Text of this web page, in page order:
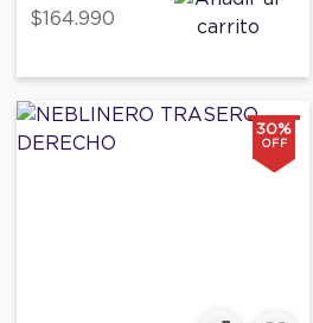
$164.990
30%
OFF